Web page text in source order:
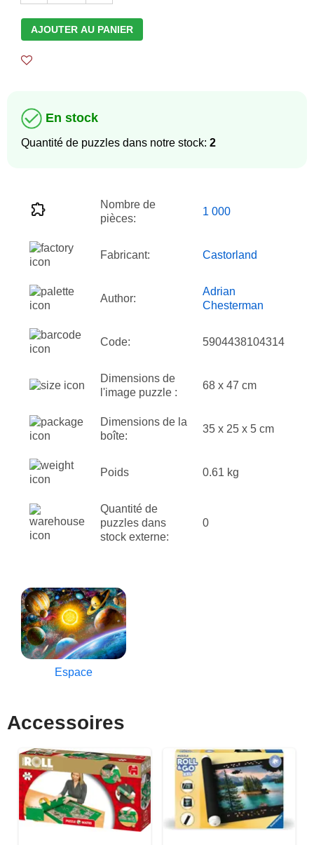
AJOUTER AU PANIER
En stock
Quantité de puzzles dans notre stock: 2
Nombre de
pièces:
1 000
Fabricant: Castorland
Author:
Adrian
Chesterman
Code: 5904438104314
Dimensions de
l'image puzzle :
68 x 47 cm
Dimensions de la
boîte:
35 x 25 x 5 cm
Poids 0.61 kg
Quantité de
puzzles dans
stock externe:
0
Espace
Accessoires